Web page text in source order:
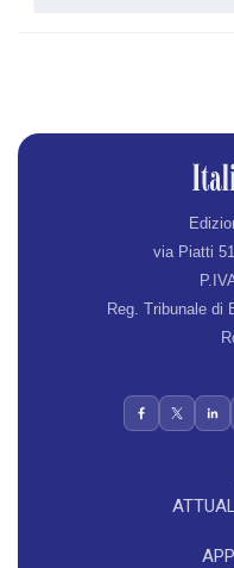
via Piatti
Reg. Tribunale di